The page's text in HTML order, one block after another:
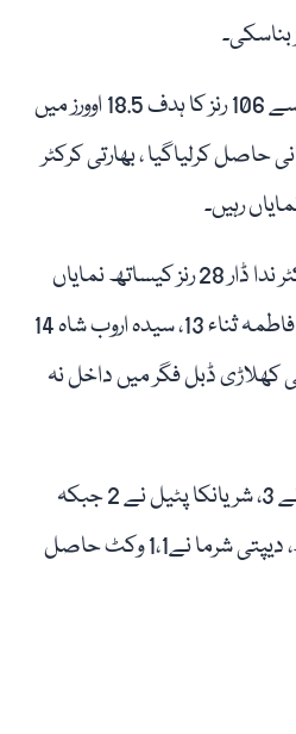
بھارتی ویمنز ٹیم کی جانب سے 106 رنز کا ہدف 18.5 اوورز میں
حاصل کرلیاگیا ، بھارتی کرکٹر
اس سےپہلے پاکستانی کرکٹر ندا ڈار 28 رنز کیساتھ نمایاں
رہیں، منیبہ علی 17، کپتان فاطمہ ثناء 13، سیدہ اروب شاہ 14
کھلاڑی ڈبل فگر میں داخل نہ
بھارتی بالرز ارون دھتی ردی نے 3، شریانکا پٹیل نے 2 جبکہ
عاشا صوبانہ، رینوکا سنگھ، دیپتی شرما نے1،1 وکٹ حاصل